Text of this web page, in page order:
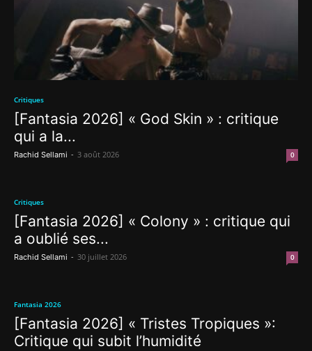
Critiques
[Fantasia 2026] « God Skin » : critique
qui a la...
Rachid Sellami - 3 août 2026 0
Critiques
[Fantasia 2026] « Colony » : critique qui
a oublié ses...
Rachid Sellami - 30 juillet 2026 0
Fantasia 2026
[Fantasia 2026] « Tristes Tropiques »:
Critique qui subit l’humidité